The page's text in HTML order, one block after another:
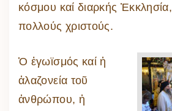
κόσμου καί διαρκής
πολλούς χριστούς.
Ὁ ἐγωϊσμός καί ἡ
ἀλαζονεία τοῦ
ἀνθρώπου, ἡ